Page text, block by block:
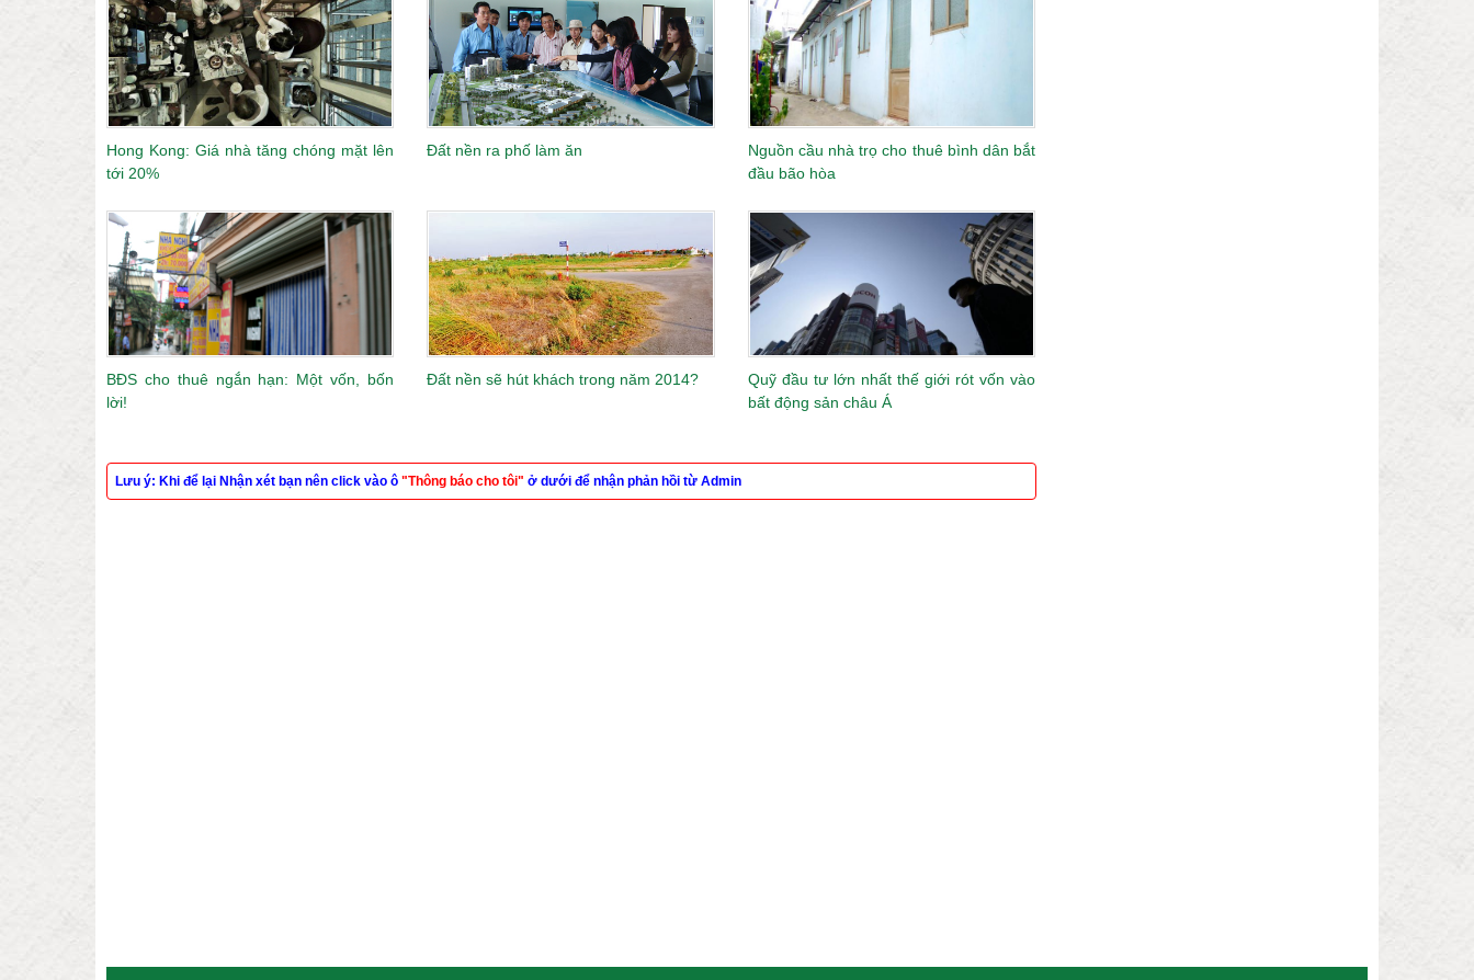
Hong Kong: Giá nhà tăng chóng mặt lên
tới 20%
Đất nền ra phố làm ăn
Nguồn cầu nhà trọ cho thuê bình dân bắt
đầu bão hòa
BĐS cho thuê ngắn hạn: Một vốn, bốn
lời!
Đất nền sẽ hút khách trong năm 2014?
Quỹ đầu tư lớn nhất thế giới rót vốn vào
bất động sản châu Á
Lưu ý: Khi để lại Nhận xét bạn nên click vào ô "Thông báo cho tôi" ở dưới để nhận phản hồi từ Admin